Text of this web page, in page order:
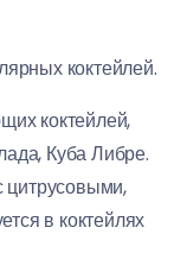
коктейлей.
коктейлей,
Куба Либре.
цитрусовыми,
в коктейлях